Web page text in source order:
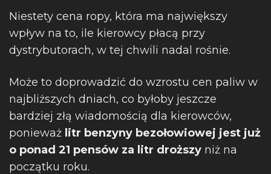
Niestety cena ropy, która ma największy
wpływ na to, ile kierowcy płacą przy
dystrybutorach, w tej chwili nadal rośnie.
Może to doprowadzić do wzrostu cen paliw w
najbliższych dniach, co byłoby jeszcze
bardziej złą wiadomością dla kierowców,
ponieważ litr benzyny bezołowiowej jest już
o ponad 21 pensów za litr droższy niż na
początku roku.